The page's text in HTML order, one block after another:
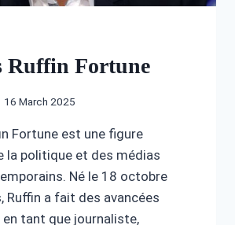
Ruffin Fortune
16 March 2025
Fortune est une figure
la politique et des médias
Né le 18 octobre
Ruffin a fait des avancées
tant que journaliste,